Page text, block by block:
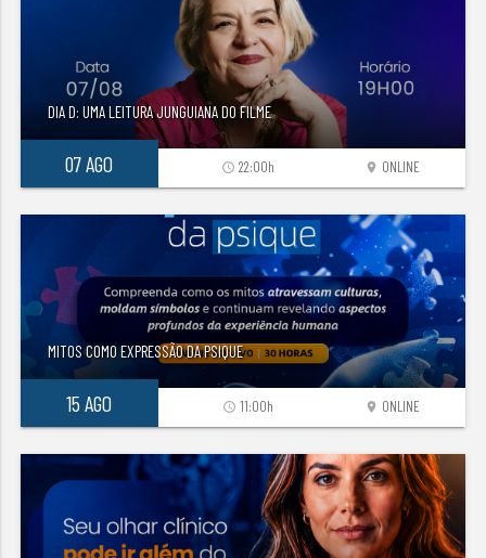
DIA D: UMA LEITURA JUNGUIANA DO FILME
07 AGO location_on ONLINE
access_time 22:00h
MITOS COMO EXPRESSÃO DA PSIQUE
15 AGO location_on ONLINE
access_time 11:00h